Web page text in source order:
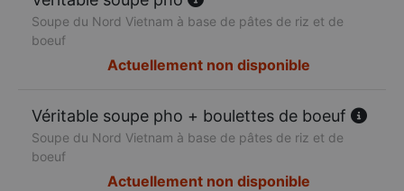
Soupe du Nord Vietnam à base de pâtes de riz et de
boeuf
Actuellement non disponible
Véritable soupe pho + boulettes de boeuf
Soupe du Nord Vietnam à base de pâtes de riz et de
boeuf
Actuellement non disponible